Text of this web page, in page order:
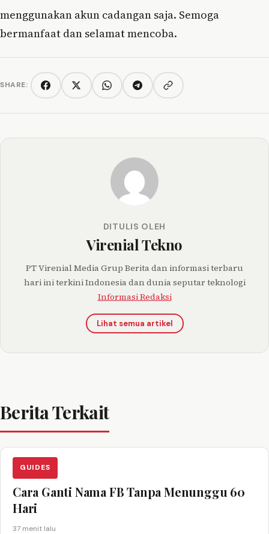
menggunakan akun cadangan saja. Semoga
bermanfaat dan selamat mencoba.
SHARE: FacebookTwitter/XWhatsAppTelegramCopy link
DITULIS OLEH
Virenial Tekno
PT Virenial Media Grup Berita dan informasi terbaru
hari ini terkini Indonesia dan dunia seputar teknologi
Informasi Redaksi
Lihat semua artikel
Berita Terkait
GUIDES
Cara Ganti Nama FB Tanpa Menunggu 60
Hari
37 menit lalu